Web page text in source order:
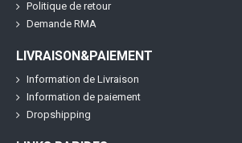
Politique de retour
Demande RMA
LIVRAISON&PAIEMENT
Information de Livraison
Information de paiement
Dropshipping